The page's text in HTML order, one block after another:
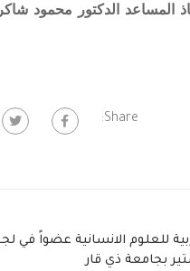
المساعد الدكتور محمود
Share:
للعلوم الانسانية عضواً في
بجامعة ذي قار